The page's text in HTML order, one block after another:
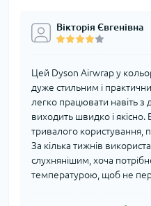
Вікторія Євгенівна
Цей Dyson Airwrap у
дуже стильним і
легко працювати навіть з
виходить швидко і
тривалого користування,
За кілька тижнів
слухнянішим, хоча
температурою, щоб не